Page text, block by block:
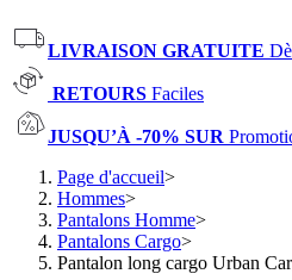
LIVRAISON GRATUITE
RETOURS Faciles
JUSQU’À -70% SUR
Page d'accueil>
Hommes>
Pantalons Homme>
Pantalons Cargo>
Pantalon long cargo Urban